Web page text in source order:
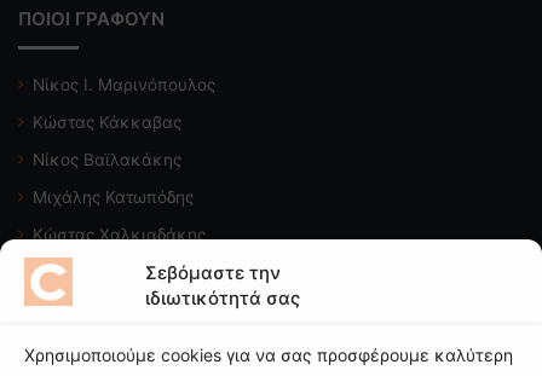
Σεβόμαστε την
ιδιωτικότητά σας
Χρησιμοποιούμε cookies για να σας προσφέρουμε καλύτερη
ΠΟΙΟΙ ΓΡΑΦΟΥΝ
Νίκος Ι. Μαρινόπουλος
Κώστας Κάκκαβας
Νίκος Βαϊλακάκης
Μιχάλης Κατωπόδης
Κώστας Χαλκιαδάκης
Δείτε το κανάλι μας